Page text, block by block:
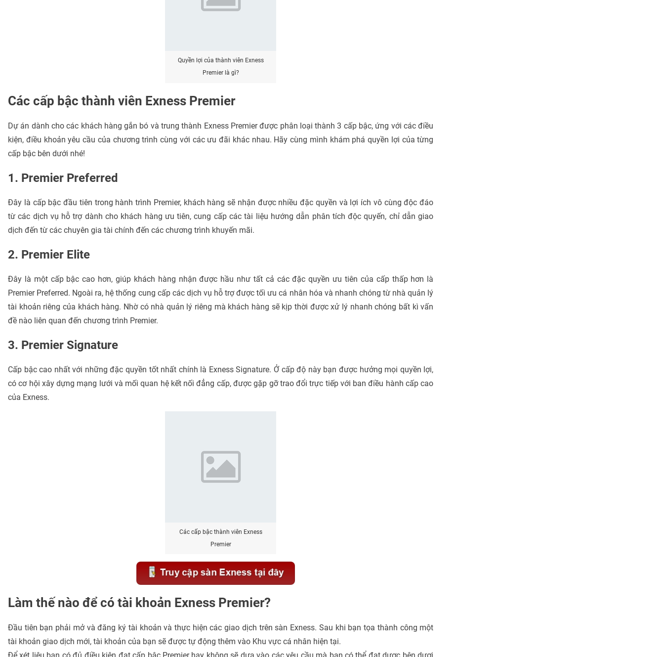
Quyền lợi của thành viên Exness
Premier là gì?
Các cấp bậc thành viên Exness Premier
Dự án dành cho các khách hàng gắn bó và trung thành Exness Premier được phân loại thành 3 cấp bậc, ứng với các điều
kiện, điều khoản yêu cầu của chương trình cùng với các ưu đãi khác nhau. Hãy cùng mình khám phá quyền lợi của từng
cấp bậc bên dưới nhé!
1. Premier Preferred
Đây là cấp bậc đầu tiên trong hành trình Premier, khách hàng sẽ nhận được nhiều đặc quyền và lợi ích vô cùng độc đáo
từ các dịch vụ hỗ trợ dành cho khách hàng ưu tiên, cung cấp các tài liệu hướng dẫn phân tích độc quyến, chỉ dẫn giao
dịch đến từ các chuyên gia tài chính đến các chương trình khuyến mãi.
2. Premier Elite
Đây là một cấp bậc cao hơn, giúp khách hàng nhận được hầu như tất cả các đặc quyền ưu tiên của cấp thấp hơn là
Premier Preferred. Ngoài ra, hệ thống cung cấp các dịch vụ hỗ trợ được tối ưu cá nhân hóa và nhanh chóng từ nhà quản lý
tài khoản riêng của khách hàng. Nhờ có nhà quản lý riêng mà khách hàng sẽ kịp thời được xử lý nhanh chóng bất kì vấn
đề nào liên quan đến chương trình Premier.
3. Premier Signature
Cấp bậc cao nhất với những đặc quyền tốt nhất chính là Exness Signature. Ở cấp độ này bạn được hưởng mọi quyền lợi,
có cơ hội xây dựng mạng lưới và mối quan hệ kết nối đẳng cấp, được gặp gỡ trao đổi trực tiếp với ban điều hành cấp cao
của Exness.
Các cấp bậc thành viên Exness
Premier
Làm thế nào để có tài khoản Exness Premier?
Đầu tiên bạn phải mở và đăng ký tài khoản và thực hiện các giao dịch trên sàn Exness. Sau khi bạn tọa thành công một
tài khoản giao dịch mới, tài khoản của bạn sẽ được tự động thêm vào Khu vực cá nhân hiện tại.